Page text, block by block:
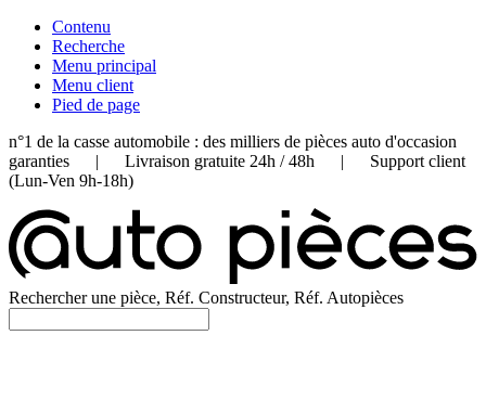
Contenu
Recherche
Menu principal
Menu client
Pied de page
n°1 de la casse automobile : des milliers de pièces auto d'occasion
garanties | Livraison gratuite 24h / 48h | Support client
(Lun-Ven 9h-18h)
Rechercher une pièce, Réf. Constructeur, Réf. Autopièces